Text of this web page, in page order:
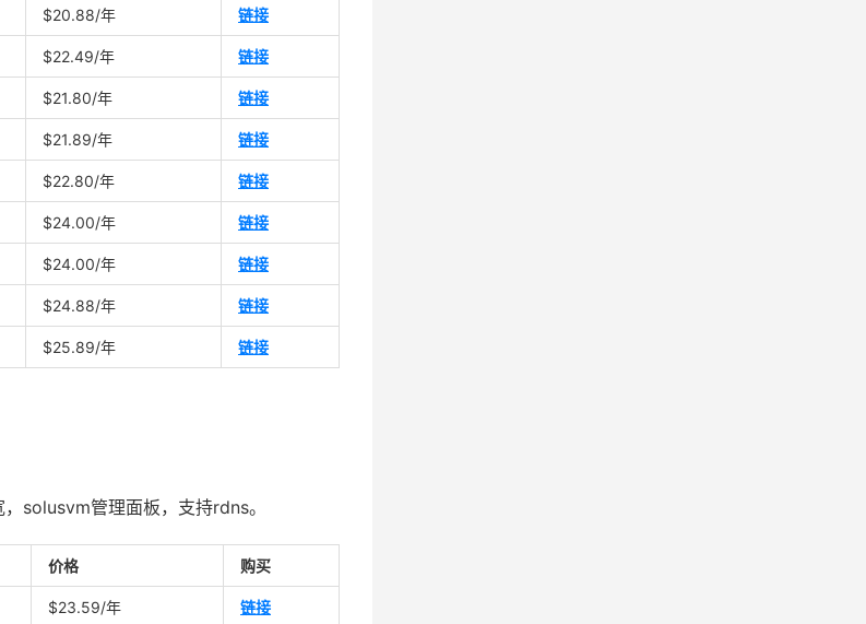
$20.88/年 链接
$22.49/年 链接
$21.80/年 链接
$21.89/年 链接
$22.80/年 链接
$24.00/年 链接
$24.00/年 链接
$24.88/年 链接
$25.89/年 链接
solusvm管理面板，支持rdns。
价格 购买
$23.59/年 链接